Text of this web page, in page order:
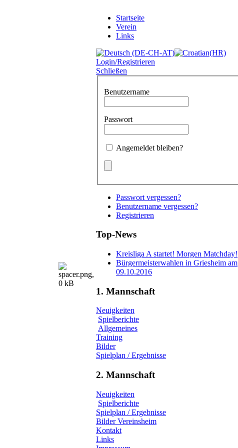
Startseite
Verein
Links
Login/Registrieren
Schließen
Benutzername
Passwort
Angemeldet bleiben?
Passwort vergessen?
Benutzername vergessen?
Registrieren
Top-News
Kreisliga A startet! Morgen Matchday!
Bürgermeisterwahlen in Griesheim am
09.10.2016
1. Mannschaft
Neuigkeiten
Spielberichte
Allgemeines
Training
Bilder
Spielplan / Ergebnisse
2. Mannschaft
Neuigkeiten
Spielberichte
Spielplan / Ergebnisse
Bilder Vereinsheim
Kontakt
Links